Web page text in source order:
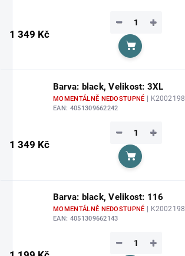
1 349 Kč
+
−
Do košíku
Barva: black, Velikost: 3XL
MOMENTÁLNĚ NEDOSTUPNÉ |
EAN: 4051309662242
1 349 Kč
+
−
Do košíku
Barva: black, Velikost: 116
MOMENTÁLNĚ NEDOSTUPNÉ |
EAN: 4051309662143
+
−